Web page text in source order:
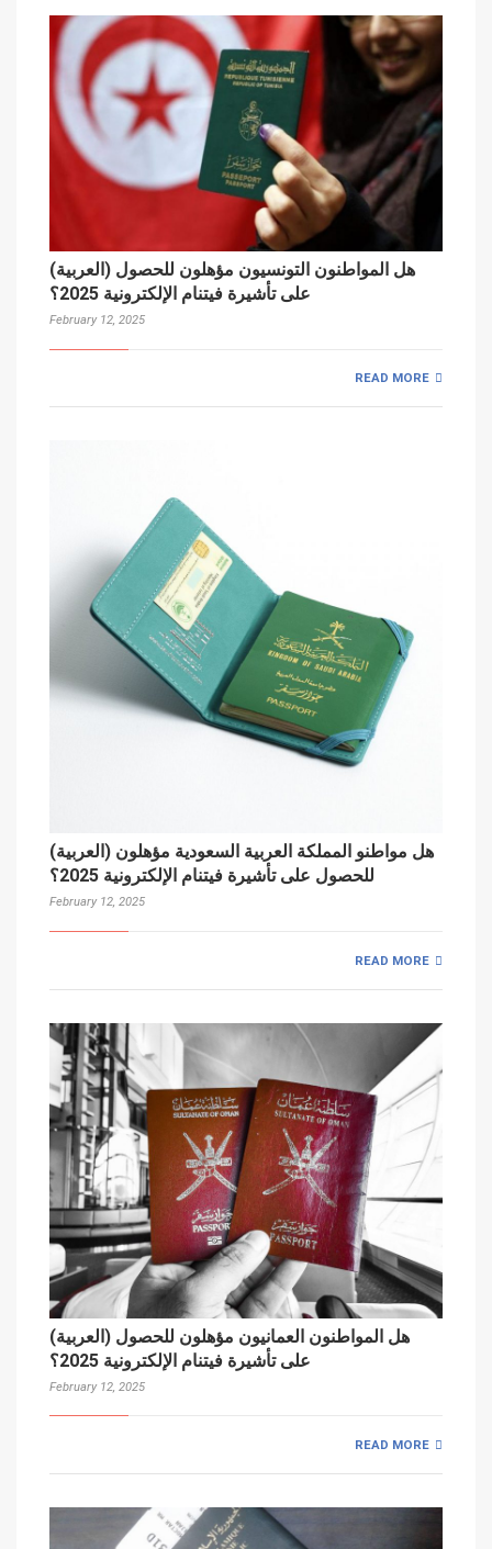
(العربية) هل المواطنون التونسيون مؤهلون للحصول
على تأشيرة فيتنام الإلكترونية 2025؟
February 12, 2025
READ MORE
(العربية) هل مواطنو المملكة العربية السعودية مؤهلون
للحصول على تأشيرة فيتنام الإلكترونية 2025؟
February 12, 2025
READ MORE
(العربية) هل المواطنون العمانيون مؤهلون للحصول
على تأشيرة فيتنام الإلكترونية 2025؟
February 12, 2025
READ MORE